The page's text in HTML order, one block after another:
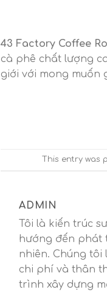
43 Factory Coffee
cà phê chất lượng
giới với mong muốn
This entry was
ADMIN
Tôi là kiến trúc
hướng đến phát
nhiên. Chúng
chi phí và thân
trình xây dựng